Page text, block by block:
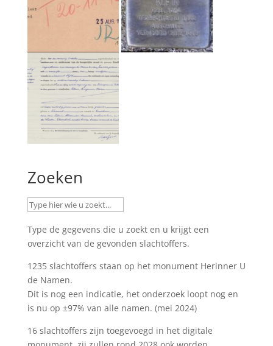
Zoeken
Type de gegevens die u zoekt en u krijgt een
overzicht van de gevonden slachtoffers.
1235 slachtoffers staan op het monument Herinner U
de Namen.
Dit is nog een indicatie, het onderzoek loopt nog en
is nu op ±97% van alle namen. (mei 2024)
16 slachtoffers zijn toegevoegd in het digitale